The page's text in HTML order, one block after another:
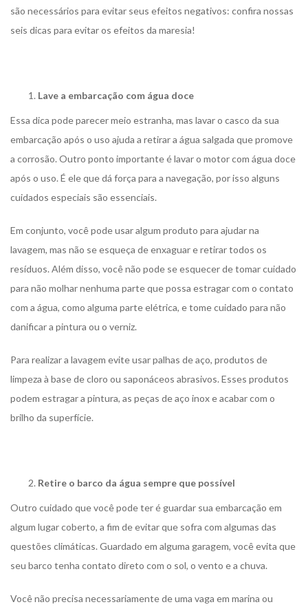
são necessários para evitar seus efeitos negativos: confira nossas
seis dicas para evitar os efeitos da maresia!
Lave a embarcação com água doce
Essa dica pode parecer meio estranha, mas lavar o casco da sua
embarcação após o uso ajuda a retirar a água salgada que promove
a corrosão. Outro ponto importante é lavar o motor com água doce
após o uso. É ele que dá força para a navegação, por isso alguns
cuidados especiais são essenciais.
Em conjunto, você pode usar algum produto para ajudar na
lavagem, mas não se esqueça de enxaguar e retirar todos os
resíduos. Além disso, você não pode se esquecer de tomar cuidado
para não molhar nenhuma parte que possa estragar com o contato
com a água, como alguma parte elétrica, e tome cuidado para não
danificar a pintura ou o verniz.
Para realizar a lavagem evite usar palhas de aço, produtos de
limpeza à base de cloro ou saponáceos abrasivos. Esses produtos
podem estragar a pintura, as peças de aço inox e acabar com o
brilho da superfície.
Retire o barco da água sempre que possível
Outro cuidado que você pode ter é guardar sua embarcação em
algum lugar coberto, a fim de evitar que sofra com algumas das
questões climáticas. Guardado em alguma garagem, você evita que
seu barco tenha contato direto com o sol, o vento e a chuva.
Você não precisa necessariamente de uma vaga em marina ou